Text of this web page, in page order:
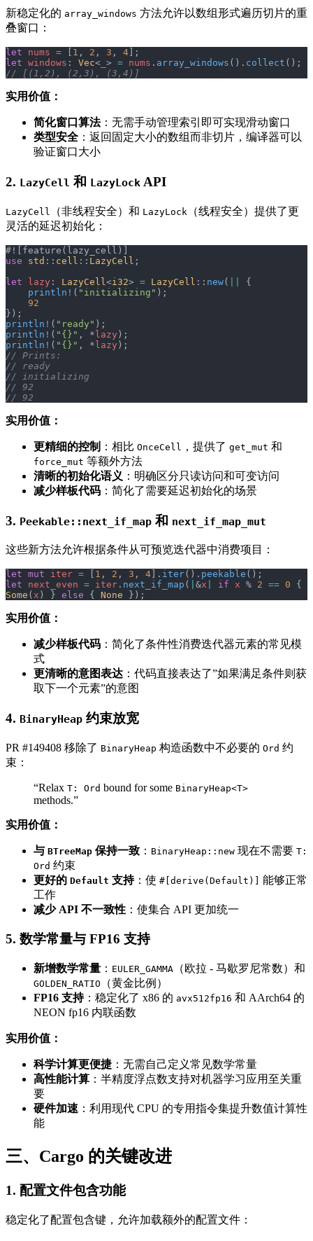
新稳定化的 array_windows 方法允许以数组形式遍历切片的重
叠窗口：
let nums = 1 , 2 , 3 , 4 ];
let windows : Vec< > = nums . array_windows (). collect ();
// [(1,2), (2,3), (3,4)]
实用价值：
简化窗口算法：无需手动管理索引即可实现滑动窗口
类型安全 ：返回固定大小的数组而非切片，编译器可以
验证窗口大小
2. LazyCell 和 LazyLock API
LazyCell （非线程安全）和 LazyLock
（线程安全）提供了更
灵活的延迟初始化：
#![feature(lazy_cell)]
use std :: cell :: LazyCell ;
let lazy : LazyCell <i32> = LazyCell :: new(
{
    println!
( "initializing" );
    92
});
println! ( "ready" );
println! ( "{}" , * lazy );
println! ( "{}" , * lazy );
// Prints:
// ready
// initializing
// 92
// 92
实用价值：
更精细的控制 ：相比 OnceCell ，提供了 get_mut 和
force_mut 等额外方法
清晰的初始化语义 ：明确区分只读访问和可变访问
减少样板代码 ：简化了需要延迟初始化的场景
3. Peekable::next_if_map 和 next_if_map_mut
这些新方法允许根据条件从可预览迭代器中消费项目：
let mut iter = 1 , 2 , 3 , 4 ]. iter(). peekable ();
let next_even = iter . next_if_map ( &x if x % 2 == 0
Some ( x ) } else { None });
实用价值：
减少样板代码 ：简化了条件性消费迭代器元素的常见模
式
更清晰的意图表达 ：代码直接表达了”如果满足条件则获
取下一个元素”的意图
4. BinaryHeap 约束放宽
PR #149408 移除了 BinaryHeap 构造函数中不必要的 Ord 约
束：
“Relax T: Ord bound for some BinaryHeap<T>
methods.”
实用价值：
与 BTreeMap 保持一致 ： BinaryHeap::new 现在不需要 T:
Ord 约束
更好的 Default 支持：使 #[derive(Default)] 能够正常
工作
减少 API 不一致性 ：使集合 API 更加统一
5. 数学常量与 FP16 支持
新增数学常量 ： EULER_GAMMA （欧拉 - 马歇罗尼常数）和
GOLDEN_RATIO
（黄金比例）
FP16 支持：稳定化了 x86 的 avx512fp16 和 AArch64 的
NEON fp16 内联函数
实用价值：
科学计算更便捷 ：无需自己定义常见数学常量
高性能计算 ：半精度浮点数支持对机器学习应用至关重
要
硬件加速 ：利用现代 CPU 的专用指令集提升数值计算性
能
三、Cargo 的关键改进
1. 配置文件包含功能
稳定化了配置包含键，允许加载额外的配置文件：